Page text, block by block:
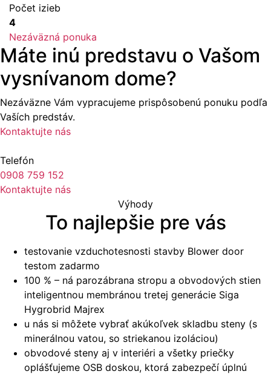
Počet izieb
4
Nezáväzná ponuka
Máte inú predstavu o Vašom
vysnívanom dome?
Nezáväzne Vám vypracujeme prispôsobenú ponuku podľa
Vaších predstáv.
Kontaktujte nás
Telefón
0908 759 152
Kontaktujte nás
Výhody
To najlepšie pre vás
testovanie vzduchotesnosti stavby Blower door
testom zadarmo
100 % – ná parozábrana stropu a obvodových stien
inteligentnou membránou tretej generácie Siga
Hygrobrid Majrex
u nás si môžete vybrať akúkoľvek skladbu steny (s
minerálnou vatou, so striekanou izoláciou)
obvodové steny aj v interiéri a všetky priečky
oplášťujeme OSB doskou, ktorá zabezpečí úplnú